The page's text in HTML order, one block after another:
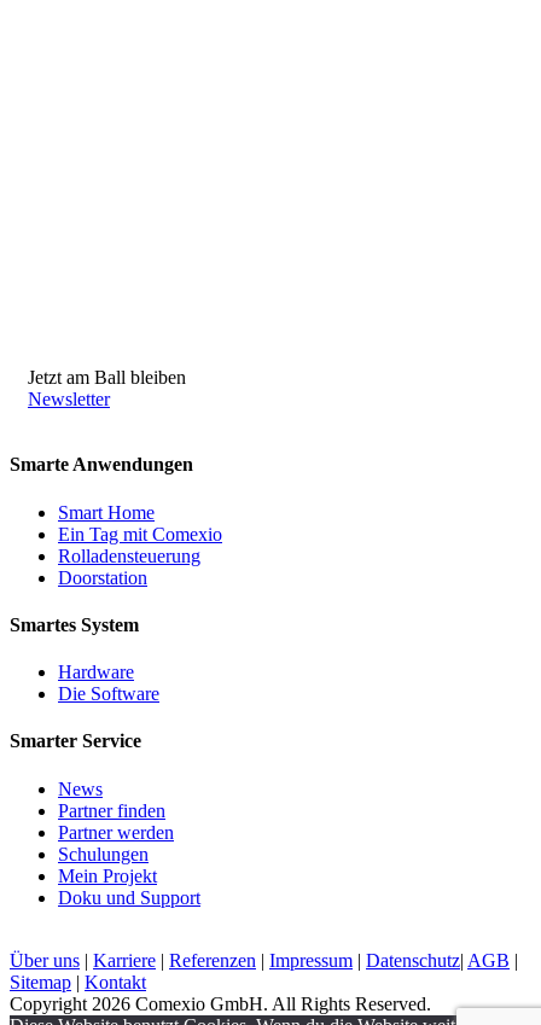
Jetzt am Ball bleiben
Newsletter
Smarte Anwendungen
Smart Home
Ein Tag mit Comexio
Rolladensteuerung
Doorstation
Smartes System
Hardware
Die Software
Smarter Service
News
Partner finden
Partner werden
Schulungen
Mein Projekt
Doku und Support
Über uns | Karriere | Referenzen | Impressum | Datenschutz| AGB |
Sitemap | Kontakt
Copyright 2026 Comexio GmbH. All Rights Reserved.